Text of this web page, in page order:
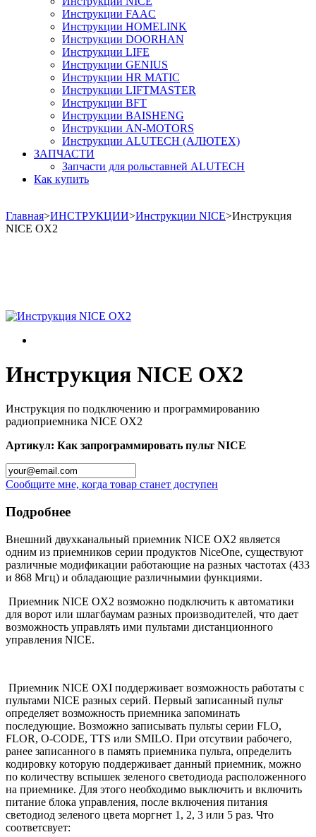
Инструкции FAAC
Инструкции HOMELINK
Инструкции DOORHAN
Инструкции LIFE
Инструкции GENIUS
Инструкции HR MATIC
Инструкции LIFTMASTER
Инструкции BFT
Инструкции BAISHENG
Инструкции AN-MOTORS
Инструкции ALUTECH (АЛЮТЕХ)
ЗАПЧАСТИ
Запчасти для рольставней ALUTECH
Как купить
Главная>ИНСТРУКЦИИ>Инструкции NICE>Инструкция
NICE OX2
Инструкция NICE OX2
Инструкция по подключению и программированию
радиоприемника NICE OX2
Артикул: Как запрограммировать пульт NICE
Сообщите мне, когда товар станет доступен
Подробнее
Внешний двухканальный приемник NICE OX2 является
одним из приемников серии продуктов NiceOne, существуют
различные модификации работающие на разных частотах (433
и 868 Мгц) и обладающие различнымии функциями.
Приемник NICE OX2 возможно подключить к автоматики
для ворот или шлагбаумам разных производителей, что дает
возможность управлять ими пультами дистанционного
управления NICE.
Приемник NICE OXI поддерживает возможность работаты с
пультами NICE разных серий. Первый записанный пульт
определяет возможность приемника запоминать
последующие. Возможно записывать пульты серии FLO,
FLOR, O-CODE, TTS или SMILO. При отсутвии рабочего,
ранее записанного в память приемника пульта, определить
кодировку которую поддерживает данный приемник, можно
по количеству вспышек зеленого светодиода расположенного
на приемнике. Для этого необходимо выключить и включить
питание блока управления, после включения питания
светодиод зеленого цвета моргнет 1, 2, 3 или 5 раз. Что
соответсвует: